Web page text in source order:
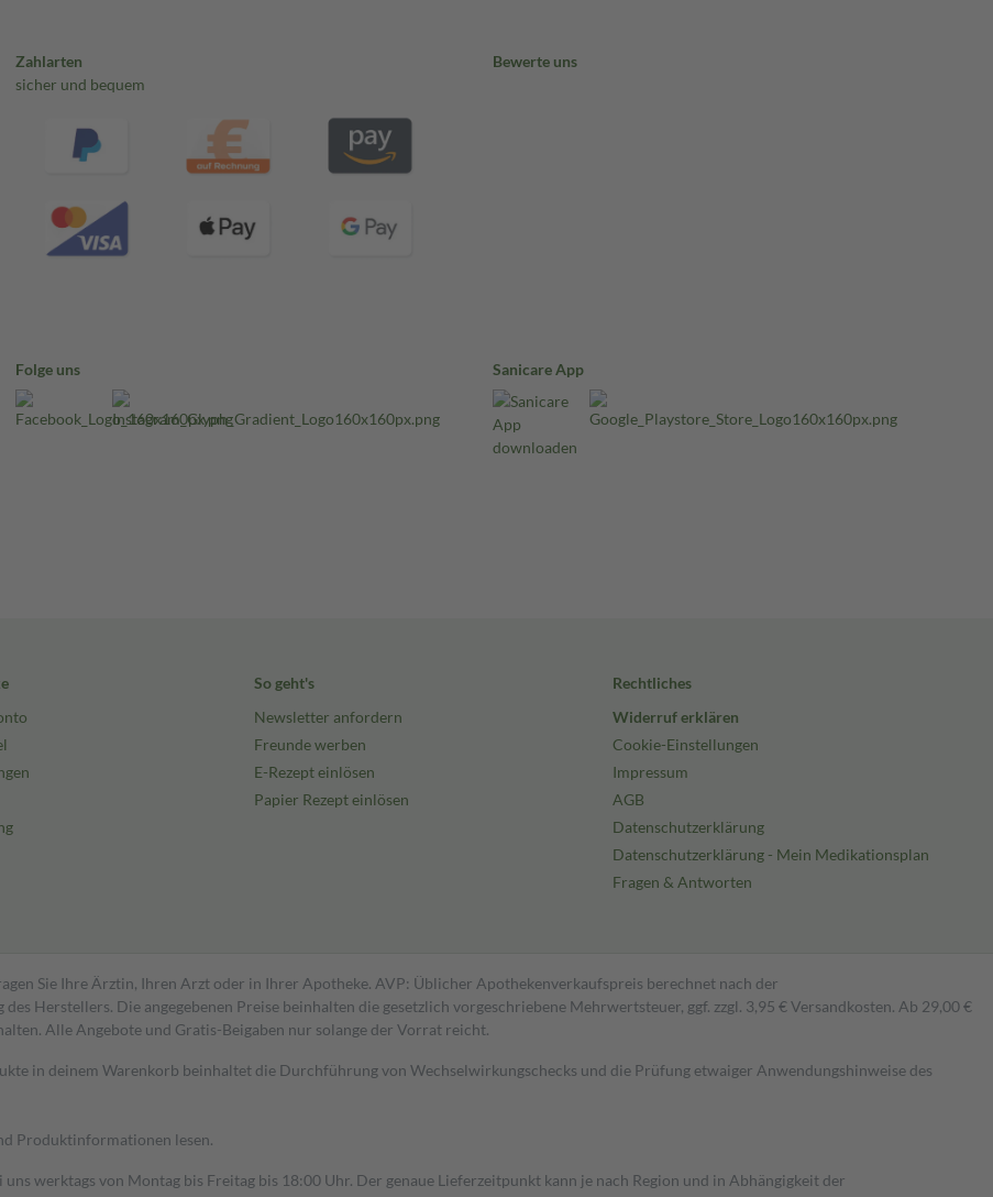
Zahlarten
sicher und bequem
Bewerte uns
Folge uns Sanicare App
So geht's
Newsletter anfordern
Freunde werben
E-Rezept einlösen
Papier Rezept einlösen
Rechtliches
Widerruf erklären
Cookie-Einstellungen
Impressum
AGB
Datenschutzerklärung
Datenschutzerklärung - Mein Medikationsplan
Fragen & Antworten
Sie Ihre Ärztin, Ihren Arzt oder in Ihrer Apotheke. AVP: Üblicher Apothekenverkaufspreis berechnet nach der
Herstellers. Die angegebenen Preise beinhalten die gesetzlich vorgeschriebene Mehrwertsteuer, ggf. zzgl. 3,95 € Versandkosten. Ab 29,00 €
Alle Angebote und Gratis-Beigaben nur solange der Vorrat reicht.
in deinem Warenkorb beinhaltet die Durchführung von Wechselwirkungschecks und die Prüfung etwaiger Anwendungshinweise des
Produktinformationen lesen.
werktags von Montag bis Freitag bis 18:00 Uhr. Der genaue Lieferzeitpunkt kann je nach Region und in Abhängigkeit der